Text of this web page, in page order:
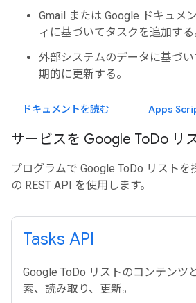
Gmail または Google ドキュメ
ィに基づいてタスクを追加する
外部システムのデータに基づ
期的に更新する。
ドキュメントを読む Apps
サービスを Google ToDo リ
プログラムで Google ToDo リスト
の REST API を使用します。
Tasks API
Google ToDo リストのコンテンツ
索、読み取り、更新。